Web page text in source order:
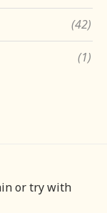
(42)
(1)
or try with